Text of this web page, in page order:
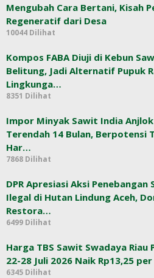
Mengubah Cara Bertani, Kisah
Regeneratif dari Desa
10044 Dilihat
Kompos FABA Diuji di Kebun
Belitung, Jadi Alternatif Pupuk
Lingkunga…
8351 Dilihat
Impor Minyak Sawit India
Terendah 14 Bulan, Berpotensi
Har…
7868 Dilihat
DPR Apresiasi Aksi Penebangan
Ilegal di Hutan Lindung Aceh,
Restora…
6499 Dilihat
Harga TBS Sawit Swadaya Riau
22-28 Juli 2026 Naik Rp13,25
6345 Dilihat